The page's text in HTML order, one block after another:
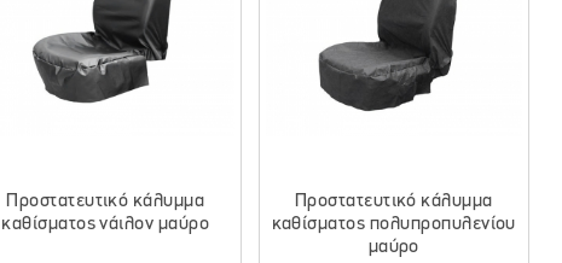
Προστατευτικό κάλυμμα
καθίσματος νάιλον μαύρο
Προστατευτικό κάλυμμα
καθίσματος πολυπροπυλενίου
μαύρο